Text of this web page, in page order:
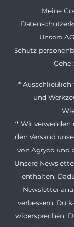
Meine
Unsere
Schutz
Gehe
* Ausschließlich
und
** Wir verwenden
den Versand
von Agryco und
Unsere
enthalten.
Newsletter
verbessern. Du
widersprechen.